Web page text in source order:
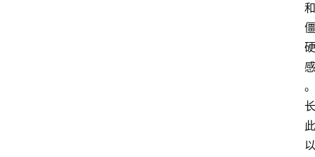
和
僵
硬
感
。
长
此
以